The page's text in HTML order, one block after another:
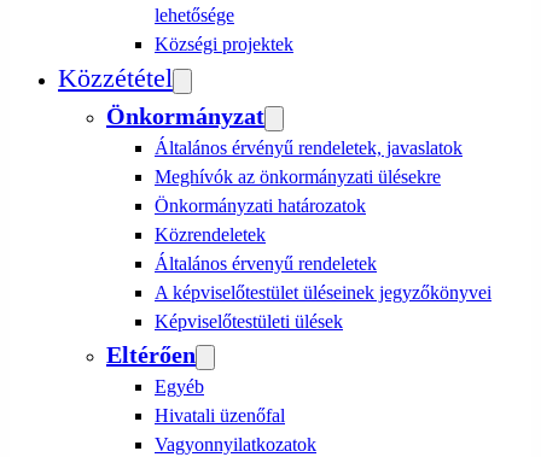
lehetősége
Községi projektek
Közzététel
Önkormányzat
Általános érvényű rendeletek, javaslatok
Meghívók az önkormányzati ülésekre
Önkormányzati határozatok
Közrendeletek
Általános érvenyű rendeletek
A képviselőtestület üléseinek jegyzőkönyvei
Képviselőtestületi ülések
Eltérően
Egyéb
Hivatali üzenőfal
Vagyonnyilatkozatok